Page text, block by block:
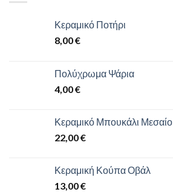
Κεραμικό Ποτήρι
8,00€
Πολύχρωμα Ψάρια
4,00€
Κεραμικό Μπουκάλι Μεσαίο
22,00€
Κεραμική Κούπα Οβάλ
13,00€